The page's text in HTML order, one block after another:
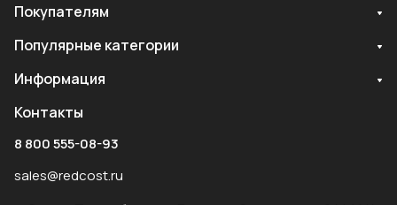
Покупателям
Популярные категории
Информация
Контакты
8 800 555-08-93
sales@redcost.ru